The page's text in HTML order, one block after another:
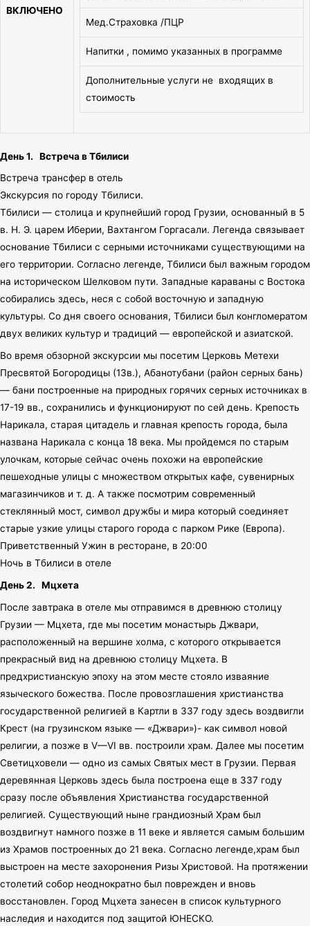
ВКЛЮЧЕНО
Мед.Страховка /ПЦР
Напитки , помимо указанных в программе
Дополнительные услуги не входящих в
стоимость
День 1. Встреча в Тбилиси
Встреча трансфер в отель
Экскурсия по городу Тбилиси.
Тбилиси — столица и крупнейший город Грузии, основанный в 5
в. Н. Э. царем Иберии, Вахтангом Горгасали. Легенда связывает
основание Тбилиси с серными источниками существующими на
его территории. Согласно легенде, Тбилиси был важным городом
на историческом Шелковом пути. Западные караваны с Востока
собирались здесь, неся с собой восточную и западную
культуры. Со дня своего основания, Тбилиси был конгломератом
двух великих культур и традиций — европейской и азиатской.
Во время обзорной экскурсии мы посетим Церковь Метехи
Пресвятой Богородицы (13в.), Абанотубани (район серных бань)
— бани построенные на природных горячих серных источниках в
17-19 вв., сохранились и функционируют по сей день. Крепость
Нарикала, старая цитадель и главная крепость города, была
названа Нарикала с конца 18 века. Мы пройдемся по старым
улочкам, которые сейчас очень похожи на европейские
пешеходные улицы с множеством открытых кафе, сувенирных
магазинчиков и т. д. А также посмотрим современный
стеклянный мост, символ дружбы и мира который соединяет
старые узкие улицы старого города с парком Рике (Европа).
Приветственный Ужин в ресторане, в 20:00
Ночь в Тбилиси в отеле
День 2.
Мцхета
После завтрака в отеле мы отправимся в древнюю столицу
Грузии — Мцхета, где мы посетим монастырь Джвари,
расположенный на вершине холма, с которого открывается
прекрасный вид на древнюю столицу Мцхета. В
предхристианскую эпоху на этом месте стояло изваяние
языческого божества. После провозглашения христианства
государственной религией в Картли в 337 году здесь воздвигли
Крест (на грузинском языке — «Джвари»)- как символ новой
религии, а позже в V—VI вв. построили храм. Далее мы посетим
Светицховели — одно из самых Святых мест в Грузии. Первая
деревянная Церковь здесь была построена еще в 337 году
сразу после объявления Христианства государственной
религией. Существующий ныне грандиозный Храм был
воздвигнут намного позже в 11 веке и является самым большим
из Храмов построенных до 21 века. Согласно легенде,храм был
выстроен на месте захоронения Ризы Христовой. На протяжении
столетий собор неоднократно был поврежден и вновь
восстановлен. Город Мцхета занесен в список культурного
наследия и находится под защитой ЮНЕСКО.